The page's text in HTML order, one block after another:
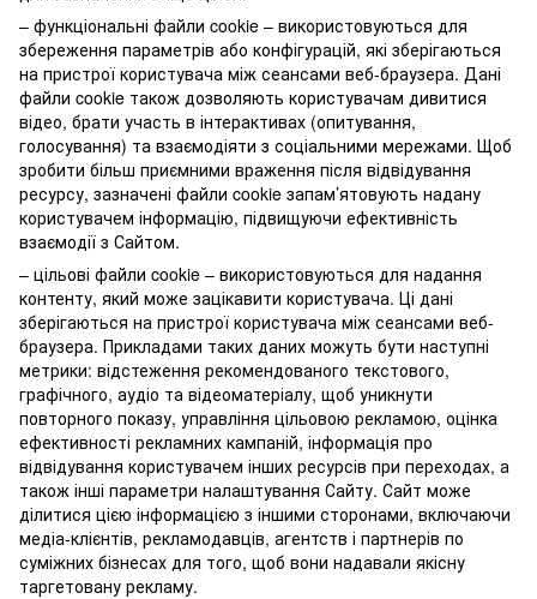
– функціональні файли cookie – використовуються для
збереження параметрів або конфігурацій, які зберігаються
на пристрої користувача між сеансами веб-браузера. Дані
файли cookie також дозволяють користувачам дивитися
відео, брати участь в інтерактивах (опитування,
голосування) та взаємодіяти з соціальними мережами. Щоб
зробити більш приємними враження після відвідування
ресурсу, зазначені файли cookie запам’ятовують надану
користувачем інформацію, підвищуючи ефективність
взаємодії з Сайтом.
– цільові файли cookie – використовуються для надання
контенту, який може зацікавити користувача. Ці дані
зберігаються на пристрої користувача між сеансами веб-
браузера. Прикладами таких даних можуть бути наступні
метрики: відстеження рекомендованого текстового,
графічного, аудіо та відеоматеріалу, щоб уникнути
повторного показу, управління цільовою рекламою, оцінка
ефективності рекламних кампаній, інформація про
відвідування користувачем інших ресурсів при переходах, а
також інші параметри налаштування Сайту. Сайт може
ділитися цією інформацією з іншими сторонами, включаючи
медіа-клієнтів, рекламодавців, агентств і партнерів по
суміжних бізнесах для того, щоб вони надавали якісну
таргетовану рекламу.